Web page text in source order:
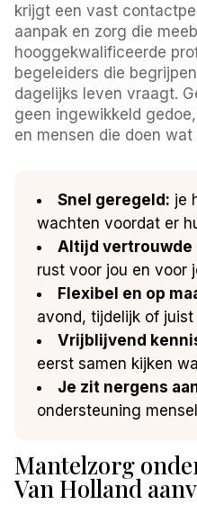
krijgt een vast
aanpak en zorg die
hooggekwalificeerde
begeleiders die
dagelijks leven vraagt.
geen ingewikkeld
en mensen die doen wat
Snel geregeld: je
wachten voordat er
Altijd vertrouwde
rust voor jou en voor
Flexibel en op
avond, tijdelijk of
Vrijblijvend
eerst samen kijken
Je zit nergens
ondersteuning
Mantelzorg
Van Holland